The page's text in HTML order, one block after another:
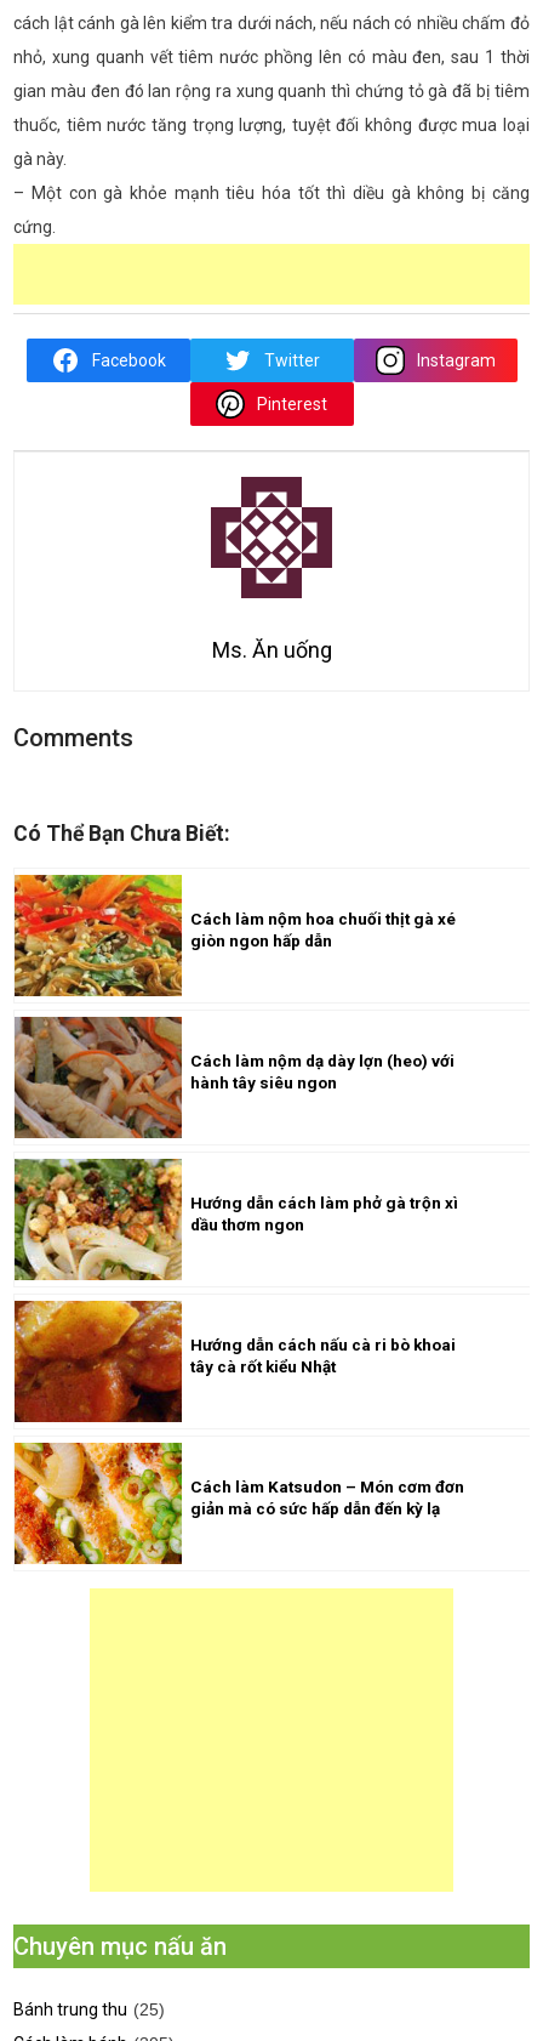
cách lật cánh gà lên kiểm tra dưới nách, nếu nách có nhiều chấm đỏ
nhỏ, xung quanh vết tiêm nước phồng lên có màu đen, sau 1 thời
gian màu đen đó lan rộng ra xung quanh thì chứng tỏ gà đã bị tiêm
thuốc, tiêm nước tăng trọng lượng, tuyệt đối không được mua loại
gà này.
– Một con gà khỏe mạnh tiêu hóa tốt thì diều gà không bị căng
cứng.
Facebook Twitter Instagram
Pinterest
Ms. Ăn uống
Comments
Có Thể Bạn Chưa Biết:
Cách làm nộm hoa chuối thịt gà xé
giòn ngon hấp dẫn
Cách làm nộm dạ dày lợn (heo) với
hành tây siêu ngon
Hướng dẫn cách làm phở gà trộn xì
dầu thơm ngon
Hướng dẫn cách nấu cà ri bò khoai
tây cà rốt kiểu Nhật
Cách làm Katsudon – Món cơm đơn
giản mà có sức hấp dẫn đến kỳ lạ
Chuyên mục nấu ăn
Bánh trung thu (25)